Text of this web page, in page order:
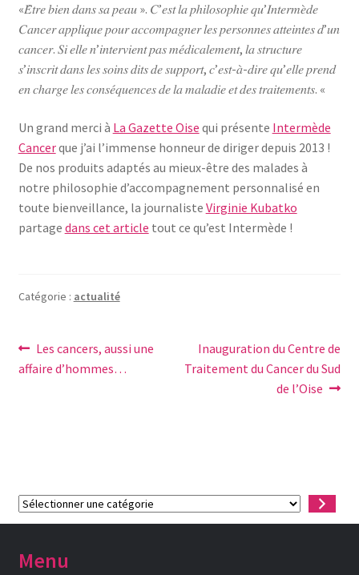
Mon compte
Nos conseillères proche de chez vous
Notre raison d’être
Nous rejoindre
Page exemple Graffiti
Témoignages
«𝐸̂𝑡𝑟𝑒 𝑏𝑖𝑒𝑛 𝑑𝑎𝑛𝑠 𝑠𝑎 𝑝𝑒𝑎𝑢 ». 𝐶’𝑒𝑠𝑡 𝑙𝑎 𝑝ℎ𝑖𝑙𝑜𝑠𝑜𝑝ℎ𝑖𝑒 𝑞𝑢’𝐼𝑛𝑡𝑒𝑟𝑚𝑒̀𝑑𝑒
𝐶𝑎𝑛𝑐𝑒𝑟 𝑎𝑝𝑝𝑙𝑖𝑞𝑢𝑒 𝑝𝑜𝑢𝑟 𝑎𝑐𝑐𝑜𝑚𝑝𝑎𝑔𝑛𝑒𝑟 𝑙𝑒𝑠 𝑝𝑒𝑟𝑠𝑜𝑛𝑛𝑒𝑠 𝑎𝑡𝑡𝑒𝑖𝑛𝑡𝑒𝑠 𝑑’𝑢𝑛
𝑐𝑎𝑛𝑐𝑒𝑟. 𝑆𝑖 𝑒𝑙𝑙𝑒 𝑛’𝑖𝑛𝑡𝑒𝑟𝑣𝑖𝑒𝑛𝑡 𝑝𝑎𝑠 𝑚𝑒́𝑑𝑖𝑐𝑎𝑙𝑒𝑚𝑒𝑛𝑡, 𝑙𝑎 𝑠𝑡𝑟𝑢𝑐𝑡𝑢𝑟𝑒
𝑠’𝑖𝑛𝑠𝑐𝑟𝑖𝑡 𝑑𝑎𝑛𝑠 𝑙𝑒𝑠 𝑠𝑜𝑖𝑛𝑠 𝑑𝑖𝑡𝑠 𝑑𝑒 𝑠𝑢𝑝𝑝𝑜𝑟𝑡, 𝑐’𝑒𝑠𝑡-𝑎̀-𝑑𝑖𝑟𝑒 𝑞𝑢’𝑒𝑙𝑙𝑒 𝑝𝑟𝑒𝑛𝑑
𝑒𝑛 𝑐ℎ𝑎𝑟𝑔𝑒 𝑙𝑒𝑠 𝑐𝑜𝑛𝑠𝑒́𝑞𝑢𝑒𝑛𝑐𝑒𝑠 𝑑𝑒 𝑙𝑎 𝑚𝑎𝑙𝑎𝑑𝑖𝑒 𝑒𝑡 𝑑𝑒𝑠 𝑡𝑟𝑎𝑖𝑡𝑒𝑚𝑒𝑛𝑡𝑠. «
Un grand merci à La Gazette Oise qui présente Intermède
Cancerque j’ai l’immense honneur de diriger depuis 2013 !
De nos produits adaptés au mieux-être des malades à
notre philosophie d’accompagnement personnalisé en
toute bienveillance, la journaliste Virginie Kubatko
partage dans cet article tout ce qu’est Intermède !
Catégorie : actualité
Navigation
de
Article
précédent :
Les cancers, aussi une
affaire d’hommes…
Article
suivant :
Inauguration du Centre de
Traitement du Cancer du Sud
de l’Oise
Sélectionner
Menu